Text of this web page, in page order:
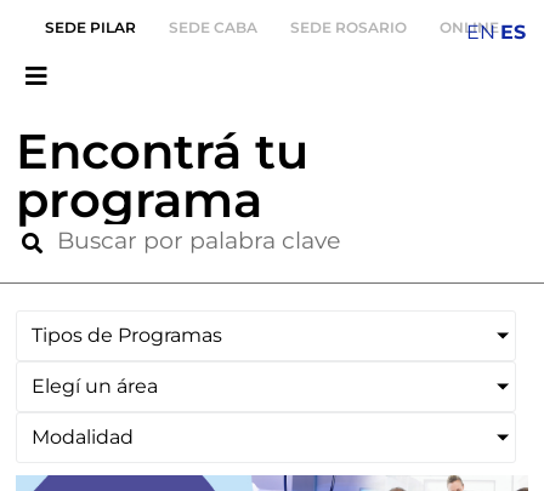
SEDE PILAR SEDE CABA SEDE ROSARIO ONLINE
Encontrá tu
programa
Tipos de Programas
Elegí un área
Modalidad
EN ES